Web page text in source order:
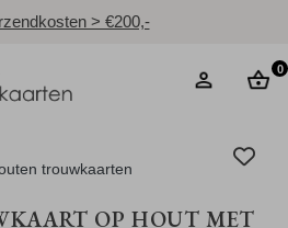
> €200,-
0
trouwkaarten
OP HOUT MET